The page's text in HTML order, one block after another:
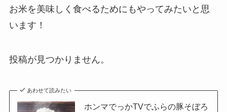
お米を美味しく食べるためにもやってみたいと思
います！
投稿が見つかりません。
あわせて読みたい
ホンマでっかTVでふらの豚そぼろ